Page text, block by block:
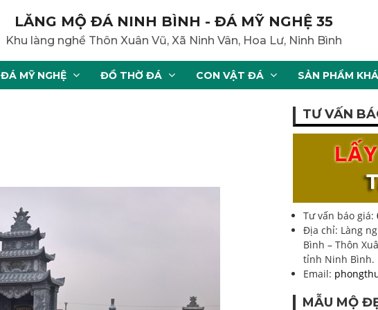
LĂNG MỘ ĐÁ NINH BÌNH - ĐÁ MỸ NGHỆ 35
Khu làng nghề Thôn Xuân Vũ, Xã Ninh Vân, Hoa Lư, Ninh Bình
ĐÁ MỸ NGHỆ ĐỒ THỜ ĐÁ CON VẬT ĐÁ SẢN PHẨM
TƯ VẤN
Tư vấn báo giá:
Địa chỉ: Làng
Bình – Thôn
tỉnh Ninh Bình.
Email:
MẪU MỘ